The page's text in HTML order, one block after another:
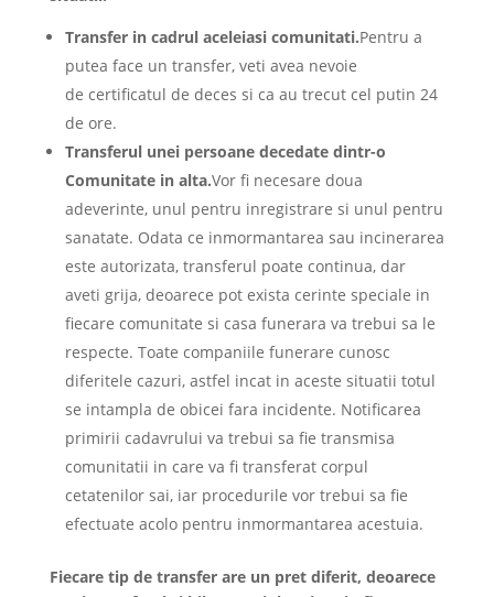
Transfer in cadrul aceleiasi comunitati.Pentru a
putea face un transfer, veti avea nevoie
de certificatul de deces si ca au trecut cel putin 24
de ore.
Transferul unei persoane decedate dintr-o
Comunitate in alta.Vor fi necesare doua
adeverinte, unul pentru inregistrare si unul pentru
sanatate. Odata ce inmormantarea sau incinerarea
este autorizata, transferul poate continua, dar
aveti grija, deoarece pot exista cerinte speciale in
fiecare comunitate si casa funerara va trebui sa le
respecte. Toate companiile funerare cunosc
diferitele cazuri, astfel incat in aceste situatii totul
se intampla de obicei fara incidente. Notificarea
primirii cadavrului va trebui sa fie transmisa
comunitatii in care va fi transferat corpul
cetatenilor sai, iar procedurile vor trebui sa fie
efectuate acolo pentru inmormantarea acestuia.
Fiecare tip de transfer are un pret diferit, deoarece